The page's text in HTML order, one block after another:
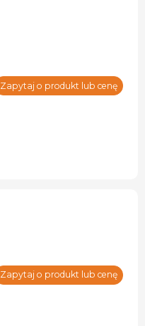
Zapytaj o produkt lub cenę
Zapytaj o produkt lub cenę